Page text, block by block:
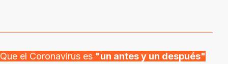
Que el Coronavirus es "un antes y un después"